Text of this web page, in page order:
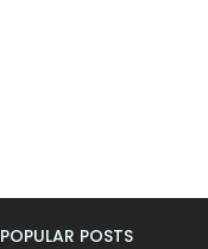
POPULAR POSTS